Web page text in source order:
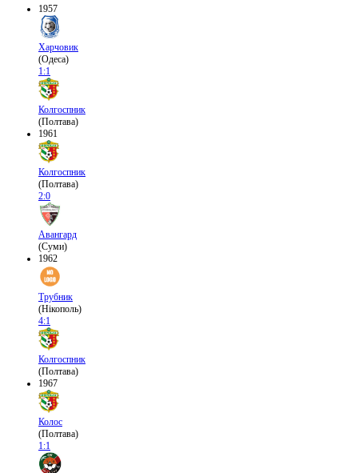
1957
Харчовик
(Одеса)
1:1
Колгоспник
(Полтава)
1961
Колгоспник
(Полтава)
2:0
Авангард
(Суми)
1962
Трубник
(Нікополь)
4:1
Колгоспник
(Полтава)
1967
Колос
(Полтава)
1:1